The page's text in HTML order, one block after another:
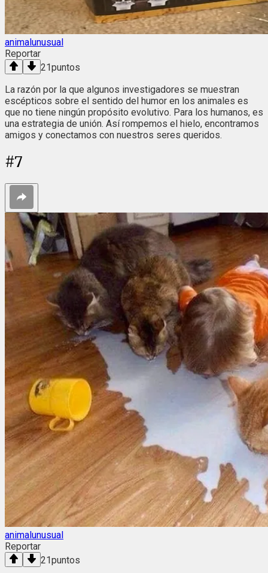
animalunusual
Reportar
21puntos
La razón por la que algunos investigadores se muestran
escépticos sobre el sentido del humor en los animales es
que no tiene ningún propósito evolutivo. Para los humanos, es
una estrategia de unión. Así rompemos el hielo, encontramos
amigos y conectamos con nuestros seres queridos.
#7
animalunusual
Reportar
21puntos